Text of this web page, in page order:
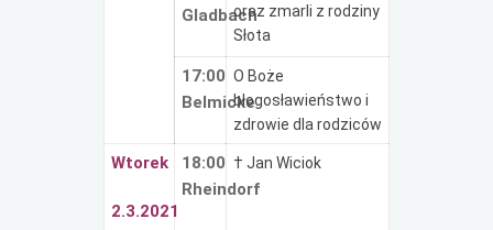
Gladbachoraz zmarli z rodziny
Słota
17:00
Belmicke
O Boże
błogosławieństwo i
zdrowie dla rodziców
Wtorek
2.3.2021
18:00
Rheindorf
† Jan Wiciok